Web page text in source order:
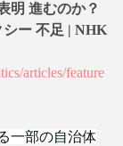
明 進むのか？
シー 不足 | NHK
articles/feature
一部の自治体